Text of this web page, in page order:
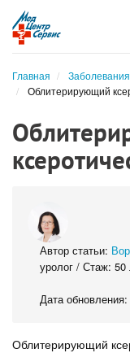
Главная
Заболевания
Облитерирующий
Автор статьи:
уролог / Стаж: 50
Дата
Облитерирующий